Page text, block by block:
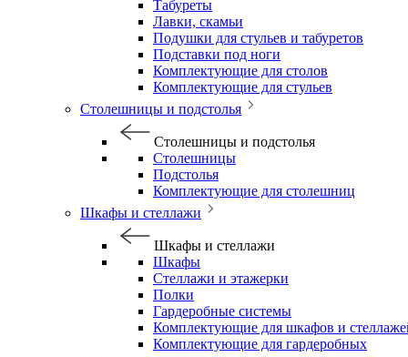
Табуреты
Лавки, скамьи
Подушки для стульев и табуретов
Подставки под ноги
Комплектующие для столов
Комплектующие для стульев
Столешницы и подстолья
Столешницы и подстолья
Столешницы
Подстолья
Комплектующие для столешниц
Шкафы и стеллажи
Шкафы и стеллажи
Шкафы
Стеллажи и этажерки
Полки
Гардеробные системы
Комплектующие для шкафов и
Комплектующие для гардеробных